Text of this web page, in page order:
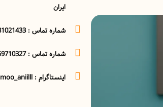
ایران
شماره تماس : 09381021433
شماره تماس : 09359710327
اینستاگرام : kashtmoo_aniilll